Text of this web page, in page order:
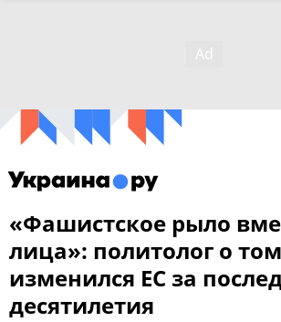
«Фашистское рыло
лица»: политолог о
изменился ЕС за
десятилетия